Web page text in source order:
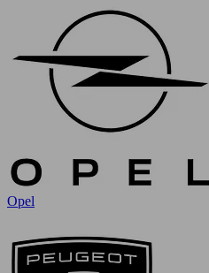
Opel